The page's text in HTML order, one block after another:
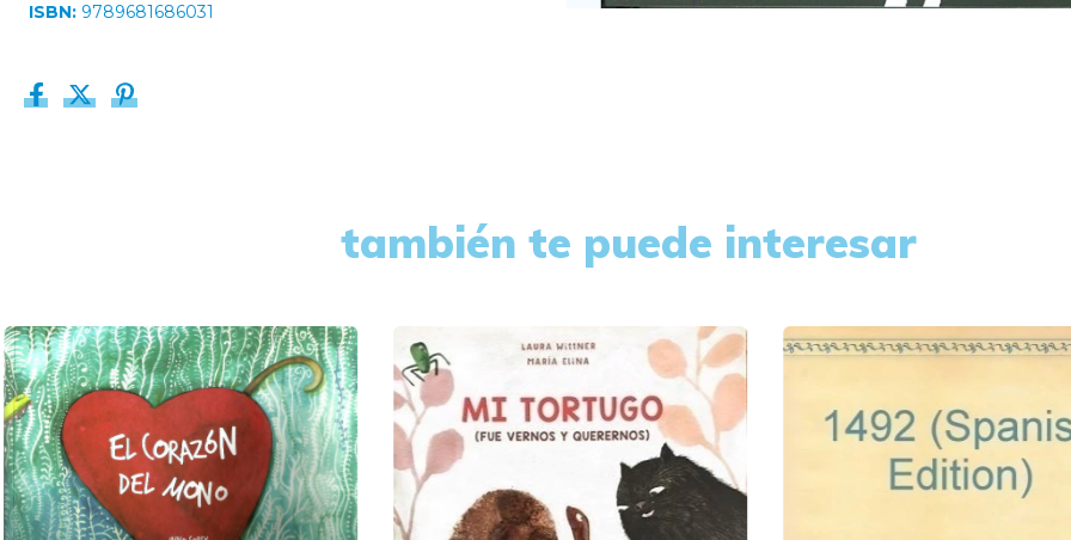
ISBN: 9789681686031
también te puede interesar